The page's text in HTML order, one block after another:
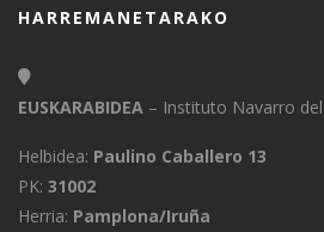
HARREMANETARAKO
EUSKARABIDEA – Instituto Navarro
Helbidea: Paulino Caballero 13
PK: 31002
Herria: Pamplona/Iruña